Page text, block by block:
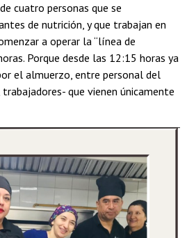
cuatro personas que se
de nutrición, y que trabajan en
a operar la “línea de
Porque desde las 12:15 horas ya
el almuerzo, entre personal del
que vienen únicamente